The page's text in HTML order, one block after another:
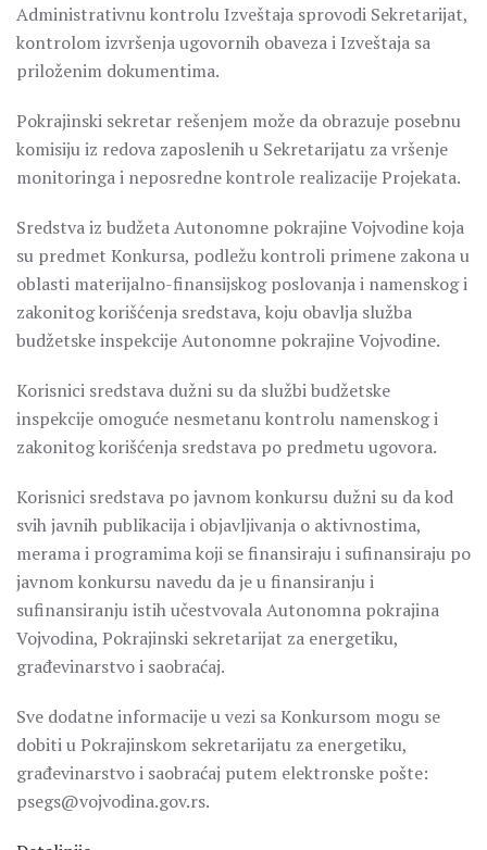
Administrativnu kontrolu Izveštaja sprovodi Sekretarijat,
kontrolom izvršenja ugovornih obaveza i Izveštaja sa
priloženim dokumentima.
Pokrajinski sekretar rešenjem može da obrazuje posebnu
komisiju iz redova zaposlenih u Sekretarijatu za vršenje
monitoringa i neposredne kontrole realizacije Projekata.
Sredstva iz budžeta Autonomne pokrajine Vojvodine koja
su predmet Konkursa, podležu kontroli primene zakona u
oblasti materijalno-finansijskog poslovanja i namenskog i
zakonitog korišćenja sredstava, koju obavlja služba
budžetske inspekcije Autonomne pokrajine Vojvodine.
Korisnici sredstava dužni su da službi budžetske
inspekcije omoguće nesmetanu kontrolu namenskog i
zakonitog korišćenja sredstava po predmetu ugovora.
Korisnici sredstava po javnom konkursu dužni su da kod
svih javnih publikacija i objavljivanja o aktivnostima,
merama i programima koji se finansiraju i sufinansiraju po
javnom konkursu navedu da je u finansiranju i
sufinansiranju istih učestvovala Autonomna pokrajina
Vojvodina, Pokrajinski sekretarijat za energetiku,
građevinarstvo i saobraćaj.
Sve dodatne informacije u vezi sa Konkursom mogu se
dobiti u Pokrajinskom sekretarijatu za energetiku,
građevinarstvo i saobraćaj putem elektronske pošte:
psegs@vojvodina.gov.rs.